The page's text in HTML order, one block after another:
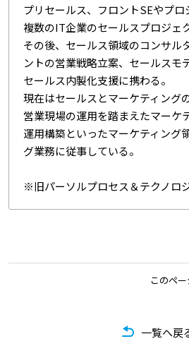
プリセールス、フロントSEやプ
複数のIT企業のセールスプロジェ
その後、セールス領域のコンサル
ントの営業戦略立案、セールスモ
セールス内製化支援に携わる。
現在はセールスとマーケティング
営業現場の運用を踏まえたマーケ
運用構築といったマーケティング
グ業務に従事している。
※旧パーソルプロセス＆テクノロ
このペ
一覧へ戻